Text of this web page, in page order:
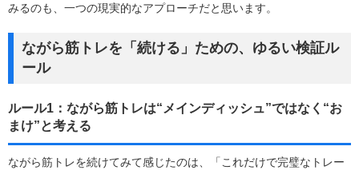
みるのも、一つの現実的なアプローチだと思います。
ながら筋トレを「続ける」ための、ゆるい検証ル
ール
ルール1：ながら筋トレは“メインディッシュ”ではなく“お
まけ”と考える
ながら筋トレを続けてみて感じたのは、「これだけで完璧なトレー